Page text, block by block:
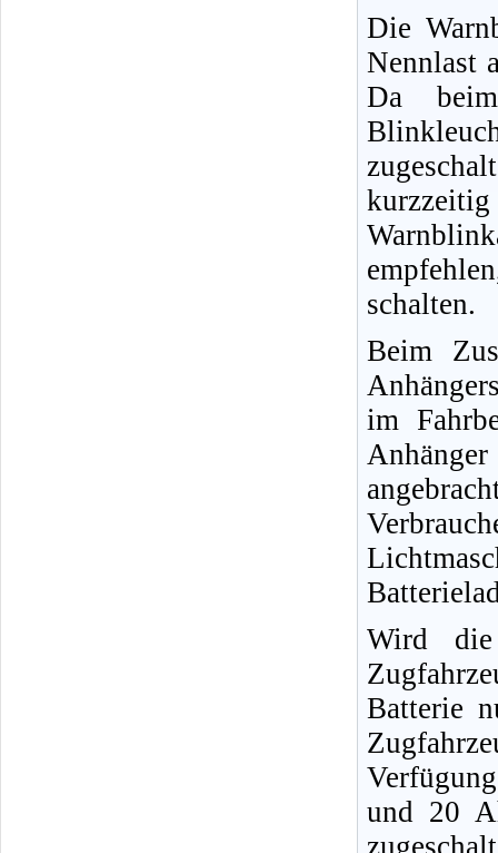
Die
Nennlast
Da
schalten.
Beim
im
Wird die
Batterie
und 20